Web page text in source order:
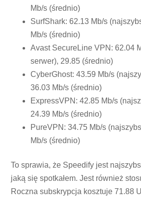
Mb/s (średnio)
SurfShark: 62.13 Mb/s
Mb/s (średnio)
Avast SecureLine VPN: 62.04
serwer), 29.85 (średnio)
CyberGhost: 43.59 Mb/s
36.03 Mb/s (średnio)
ExpressVPN: 42.85 Mb/s
24.39 Mb/s (średnio)
PureVPN: 34.75 Mb/s
Mb/s (średnio)
To sprawia, że ​​Speedify jest
jaką się spotkałem. Jest również
Roczna subskrypcja kosztuje 71.88